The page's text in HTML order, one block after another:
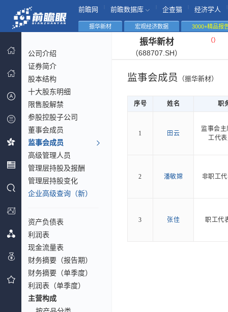
前瞻网 前瞻数据库 企查猫 经济学人
振华新材 宏观经济数据 3000+精品报
公司介绍
证券简介
股本结构
十大股东明细
限售股解禁
参股控股子公司
董事会成员
监事会成员
高级管理人员
管理层持股及报酬
管理层持股变化
企业高级查询（新）
资产负债表
利润表
现金流量表
财务摘要（报告期）
财务摘要（单季度）
利润表（单季度）
主营构成
振华新材
（688707.SH）
（）
监事会成员 （振华新材）
序号 姓名 职
1 田云
监事会
工代
2 潘敏嫦 非职工
3 张佳 职工代